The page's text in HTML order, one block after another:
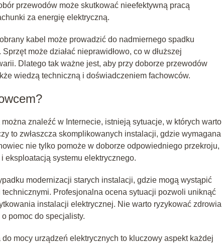
przewodów może skutkować nieefektywną pracą
za energię elektryczną.
kabel może prowadzić do nadmiernego spadku
może działać nieprawidłowo, co w dłuższej
Dlatego tak ważne jest, aby przy doborze przewodów
wiedzą techniczną i doświadczeniem fachowców.
znaleźć w Internecie, istnieją sytuacje, w których warto
to zwłaszcza skomplikowanych instalacji, gdzie wymagana
nie tylko pomoże w doborze odpowiedniego przekroju,
eksploatacją systemu elektrycznego.
modernizacji starych instalacji, gdzie mogą wystąpić
Profesjonalna ocena sytuacji pozwoli uniknąć
instalacji elektrycznej. Nie warto ryzykować zdrowia
pomoc do specjalisty.
mocy urządzeń elektrycznych to kluczowy aspekt każdej